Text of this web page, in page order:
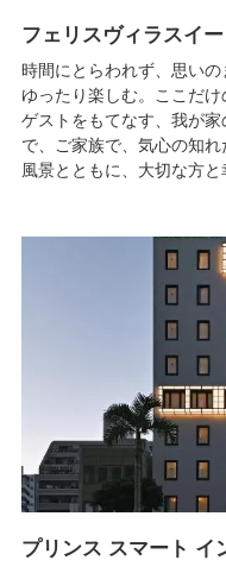
フェリスヴィラスイ
時間にとらわれず、思いの
ゆったり楽しむ。ここだ
ゲストをもてなす、我が
で、ご家族で、気心の知
風景とともに、大切な方と
プリンス スマート イ